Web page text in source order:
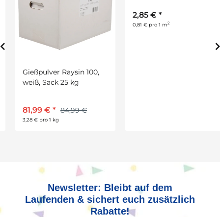
Gießpulver Raysin 100,
weiß, Sack 25 kg
81,99 € * 84,99 €
3,28 € pro 1 kg
Newsletter: Bleibt auf dem
Laufenden & sichert euch zusätzlich
Rabatte!